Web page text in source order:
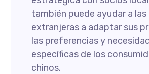
también puede ayudar a
extranjeras a adaptar sus
las preferencias y
específicas de los
chinos.